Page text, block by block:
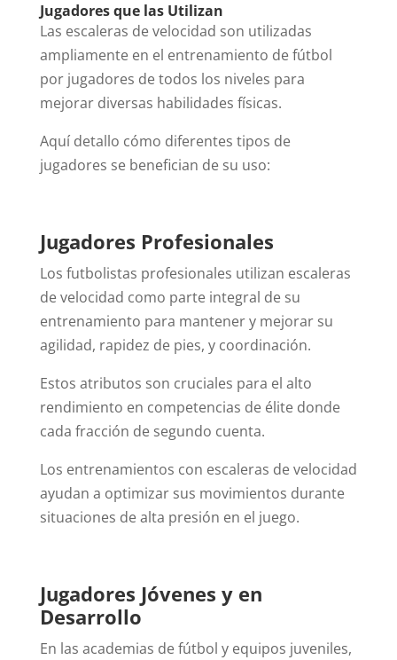
Jugadores que las Utilizan
Las escaleras de velocidad son utilizadas
ampliamente en el entrenamiento de fútbol
por jugadores de todos los niveles para
mejorar diversas habilidades físicas.
Aquí detallo cómo diferentes tipos de
jugadores se benefician de su uso:
Jugadores Profesionales
Los futbolistas profesionales utilizan escaleras
de velocidad como parte integral de su
entrenamiento para mantener y mejorar su
agilidad, rapidez de pies, y coordinación.
Estos atributos son cruciales para el alto
rendimiento en competencias de élite donde
cada fracción de segundo cuenta.
Los entrenamientos con escaleras de velocidad
ayudan a optimizar sus movimientos durante
situaciones de alta presión en el juego.
Jugadores Jóvenes y en
Desarrollo
En las academias de fútbol y equipos juveniles,